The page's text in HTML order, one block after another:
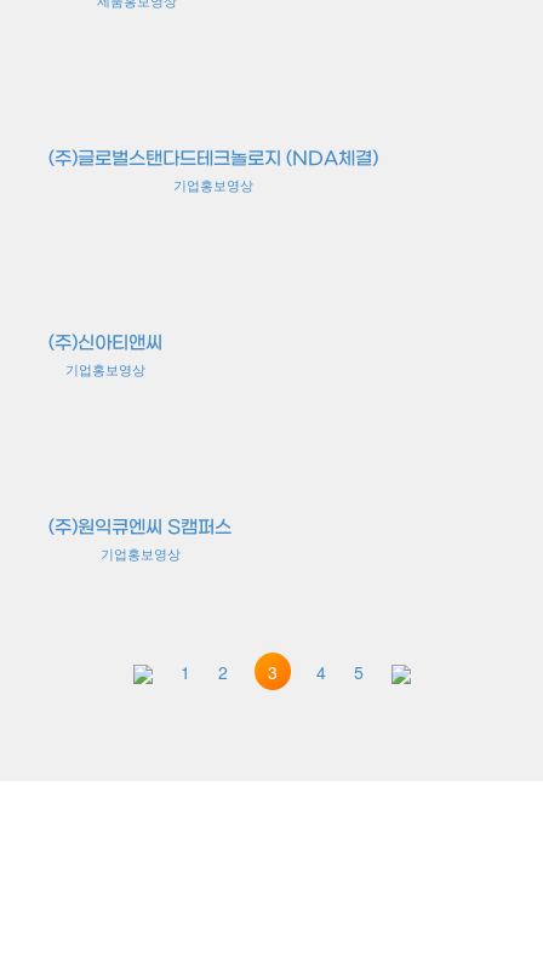
(주)글로벌스탠다드테크놀로지 (NDA체결)
기업홍보영상
(주)신아티앤씨
기업홍보영상
(주)원익큐엔씨 S캠퍼스
기업홍보영상
1 2 3 4 5